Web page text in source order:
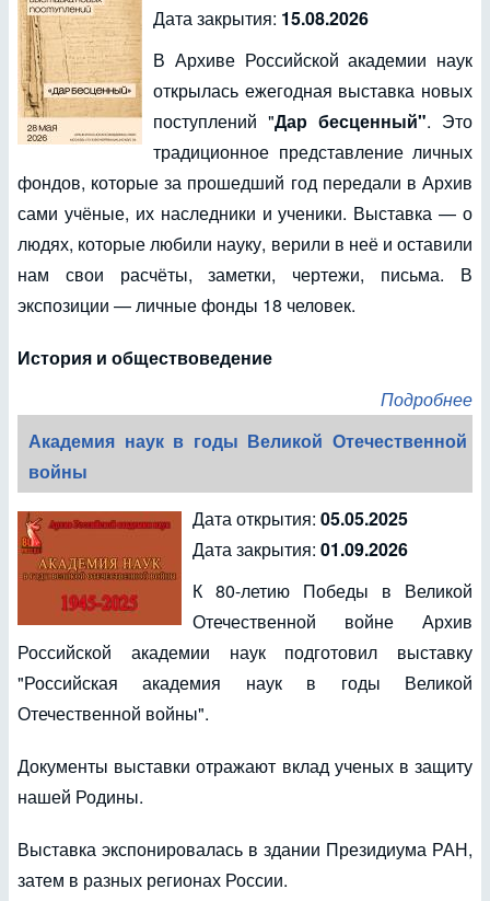
Дата закрытия: 15.08.2026
В Архиве Российской академии наук
открылась ежегодная выставка новых
поступлений "Дар бесценный". Это
традиционное представление личных
фондов, которые за прошедший год передали в Архив
сами учёные, их наследники и ученики. Выставка — о
людях, которые любили науку, верили в неё и оставили
нам свои расчёты, заметки, чертежи, письма. В
экспозиции — личные фонды 18 человек.
История и обществоведение
Подробнее
Академия наук в годы Великой Отечественной
войны
Дата открытия: 05.05.2025
Дата закрытия: 01.09.2026
К 80-летию Победы в Великой
Отечественной войне Архив
Российской академии наук подготовил выставку
"Российская академия наук в годы Великой
Отечественной войны".
Документы выставки отражают вклад ученых в защиту
нашей Родины.
Выставка экспонировалась в здании Президиума РАН,
затем в разных регионах России.